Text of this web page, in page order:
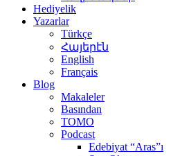
Hediyelik
Yazarlar
Türkçe
Հայերէն
English
Français
Blog
Makaleler
Basından
TOMO
Podcast
Edebiyat “Aras”ı